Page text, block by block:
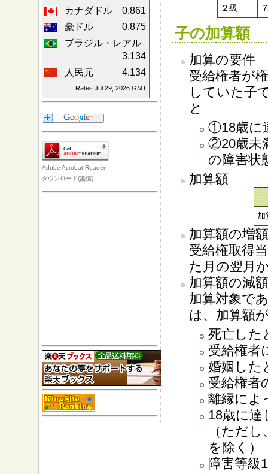
２級
子の加算額
加算の要件
受給権者が
していた子
と
①18歳に
②20歳未
の障害状
加算額
加
加算額の増
受給権取得
た月の翌月
加算額の減
加算対象で
は、加算額
死亡した
受給権者
婚姻した
受給権者
離縁によ
18歳に達
（ただ
を除く）
障害等級
カナダドル
0.861
豪ドル
0.875
ブラジル・レアル
3.134
人民元
4.134
Rates Jul 29, 2026 GMT
Adobe Acrobat Reader
ダウンロード(無償)